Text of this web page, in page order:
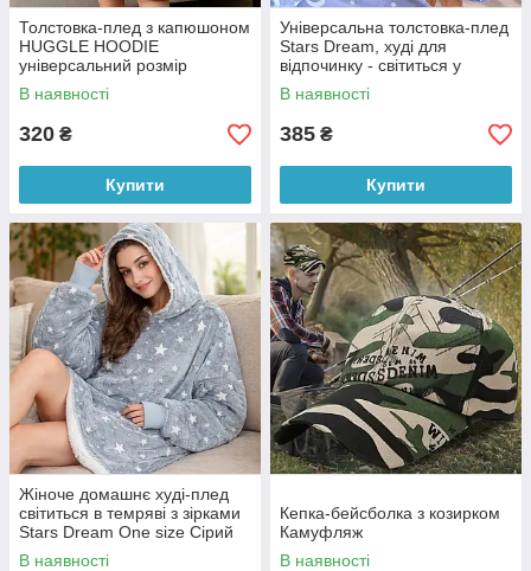
Толстовка-плед з капюшоном
HUGGLE HOODIE
універсальний розмір
Червоний
В наявності
320 ₴
Купити
Універсальна толстовка-плед
Stars Dream, худі для
відпочинку - світиться у
темряві Блакитний
В наявності
385 ₴
Купити
Жіноче домашнє худі-плед
світиться в темряві з зірками
Stars Dream One size Сірий
(509/14700)
В наявності
Кепка-бейсболка з козирком
Камуфляж
В наявності